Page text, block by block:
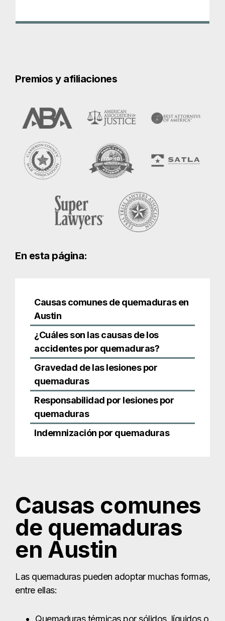
En esta página:
Causas comunes de quemaduras en
Austin
¿Cuáles son las causas de los
Gravedad de las lesiones por
quemaduras
Indemnización por quemaduras
Causas comunes
de quemaduras
en Austin
Quemaduras térmicas por sólidos, líquidos o
gases calientes
Quemaduras por combustión de las llamas
Quemaduras químicas
Quemaduras por radiación